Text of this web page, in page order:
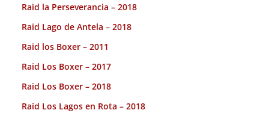
Raid la Perseverancia – 2018
Raid Lago de Antela – 2018
Raid los Boxer – 2011
Raid Los Boxer – 2017
Raid Los Boxer – 2018
Raid Los Lagos en Rota – 2018